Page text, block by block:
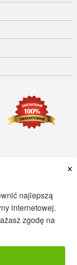
×
najlepszą
internetowej.
zgodę na
Polityka prywatności
Zastrzeżone.
wiedzy ogólnej i nie jest
konkretnych schorzeń.
pracownika służby zdrowia,